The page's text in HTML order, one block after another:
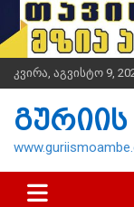
i
t
კვირა, აგვისტო 9,